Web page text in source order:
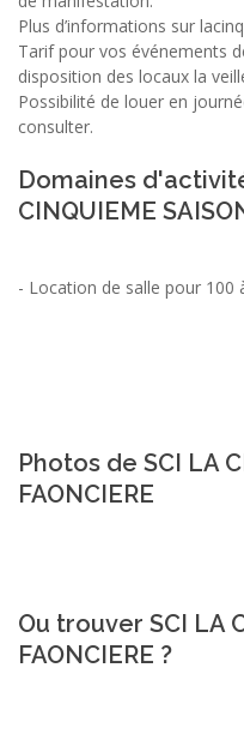
Plus d’informations sur
Tarif pour vos événements
disposition des locaux la
Possibilité de louer en
consulter.
Domaines
CINQUIEME
- Location de salle pour 100
Photos de SCI LA
FAONCIERE
Ou trouver SCI LA
FAONCIERE ?